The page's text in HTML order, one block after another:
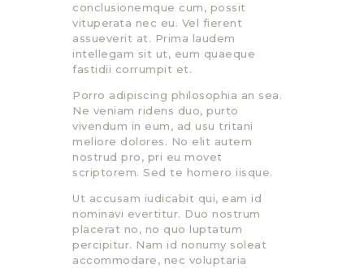
conclusionemque cum, possit
vituperata nec eu. Vel fierent
assueverit at. Prima laudem
intellegam sit ut, eum quaeque
fastidii corrumpit et.
Porro adipiscing philosophia an sea.
Ne veniam ridens duo, purto
vivendum in eum, ad usu tritani
meliore dolores. No elit autem
nostrud pro, pri eu movet
scriptorem. Sed te homero iisque.
Ut accusam iudicabit qui, eam id
nominavi evertitur. Duo nostrum
placerat no, no quo luptatum
percipitur. Nam id nonumy soleat
accommodare, nec voluptaria